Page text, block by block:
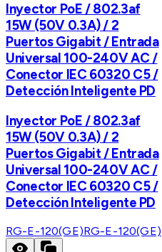
Inyector PoE / 802.3af
15W (50V 0.3A) / 2
Puertos Gigabit / Entrada
Universal 100-240V AC /
Conector IEC 60320 C5 /
Detección Inteligente PD
Inyector PoE / 802.3af
15W (50V 0.3A) / 2
Puertos Gigabit / Entrada
Universal 100-240V AC /
Conector IEC 60320 C5 /
Detección Inteligente PD
RG-E-120(GE)RG-E-120(GE)